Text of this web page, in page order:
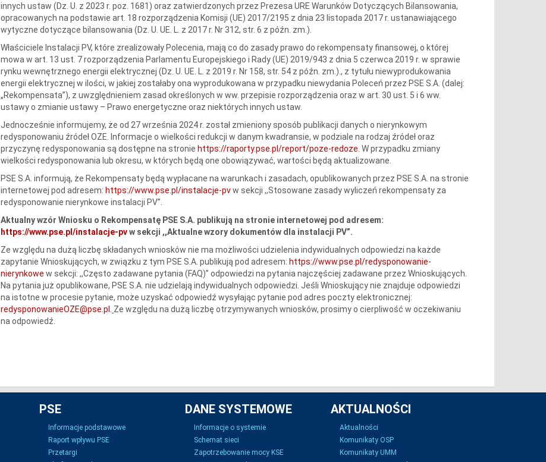
innych ustaw (Dz. U. z 2023 r. poz. 1681) oraz zatwierdzonych przez Prezesa URE Warunków Dotyczących Bilansowania,
opracowanych na podstawie art. 18 rozporządzenia Komisji (UE) 2017/2195 z dnia 23 listopada 2017 r. ustanawiającego
wytyczne dotyczące bilansowania (Dz. U. UE. L. z 2017 r. Nr 312, str. 6 z późn. zm.).
Właściciele Instalacji PV, które zrealizowały Polecenia, mają co do zasady prawo do rekompensaty finansowej, o której
mowa w art. 13 ust. 7 rozporządzenia Parlamentu Europejskiego i Rady (UE) 2019/943 z dnia 5 czerwca 2019 r. w sprawie
rynku wewnętrznego energii elektrycznej (Dz. U. UE. L. z 2019 r. Nr 158, str. 54 z późn. zm.)., z tytułu niewyprodukowania
energii elektrycznej w ilości, w jakiej zostałaby ona wyprodukowana w przypadku niewydania Poleceń przez PSE S.A. (dalej:
„Rekompensata”), z uwzględnieniem zasad określonych w ww. przepisie rozporządzenia oraz w art. 30 ust. 5 i 6 ww.
ustawy o zmianie ustawy – Prawo energetyczne oraz niektórych innych ustaw.
Jednocześnie informujemy, że od 27 września 2024 r. został zmieniony sposób publikacji danych o nierynkowym
redysponowaniu źródeł OZE. Informacje o wielkości redukcji w danym kwadransie, w podziale na rodzaj źródeł oraz
przyczynę redysponowania są dostępne na stronie https://raporty.pse.pl/report/poze-redoze . W przypadku zmiany
wielkości redysponowania lub okresu, w których będą one obowiązywać, wartości będą aktualizowane.
PSE S.A. informują, że Rekompensaty będą wypłacane na warunkach i zasadach, opublikowanych przez PSE S.A. na stronie
internetowej pod adresem: https://www.pse.pl/instalacje-pvw sekcji ,,Stosowane zasady wyliczeń rekompensaty za
redysponowanie nierynkowe instalacji PV”.
Aktualny wzór Wniosku o Rekompensatę PSE S.A. publikują na stronie internetowej pod adresem:
https://www.pse.pl/instalacje-pvw sekcji ,,Aktualne wzory dokumentów dla instalacji PV”.
Ze względu na dużą liczbę składanych wniosków nie ma możliwości udzielenia indywidualnych odpowiedzi na każde
zapytanie Wnioskujących, w związku z tym PSE S.A. publikują pod adresem: https://www.pse.pl/redysponowanie-
nierynkowe w sekcji: ,,Często zadawane pytania (FAQ)” odpowiedzi na pytania najczęściej zadawane przez Wnioskujących.
Na pytania już opublikowane, PSE S.A. nie udzielają indywidualnych odpowiedzi. Jeśli Wnioskujący nie znajduje odpowiedzi
na istotne w procesie pytanie, może uzyskać odpowiedź wysyłając pytanie pod adres poczty elektronicznej:
redysponowanieOZE@pse.pl
Ze względu na dużą liczbę otrzymywanych wniosków, prosimy o cierpliwość w oczekiwaniu
na odpowiedź.
PSE
Informacje podstawowe
Raport wpływu PSE
Przetargi
DANE SYSTEMOWE
Informacje o systemie
Schemat sieci
Zapotrzebowanie mocy KSE
AKTUALNOŚCI
Aktualności
Komunikaty OSP
Komunikaty UMM